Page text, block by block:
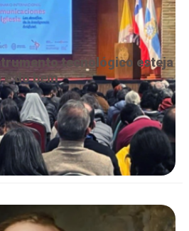
tecnológico esteja
do bem